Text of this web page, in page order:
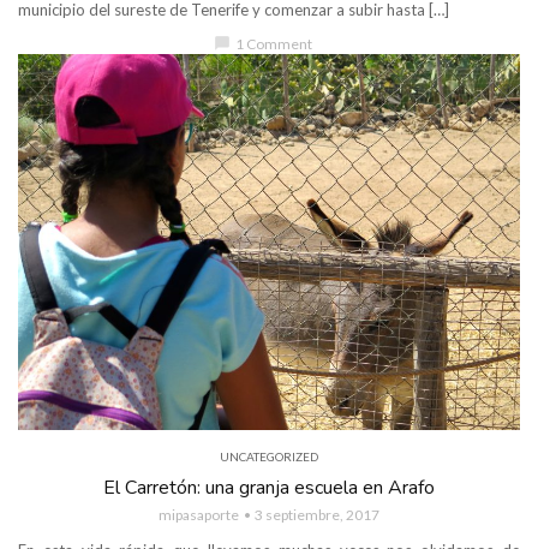
municipio del sureste de Tenerife y comenzar a subir hasta […]
1 Comment
UNCATEGORIZED
El Carretón: una granja escuela en Arafo
mipasaporte 3 septiembre, 2017